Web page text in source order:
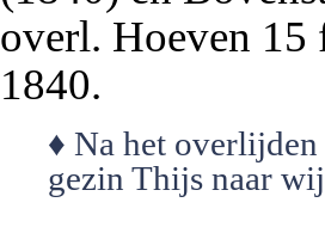
overl. Hoeven 15
1840.
♦ Na het
gezin Thijs naar